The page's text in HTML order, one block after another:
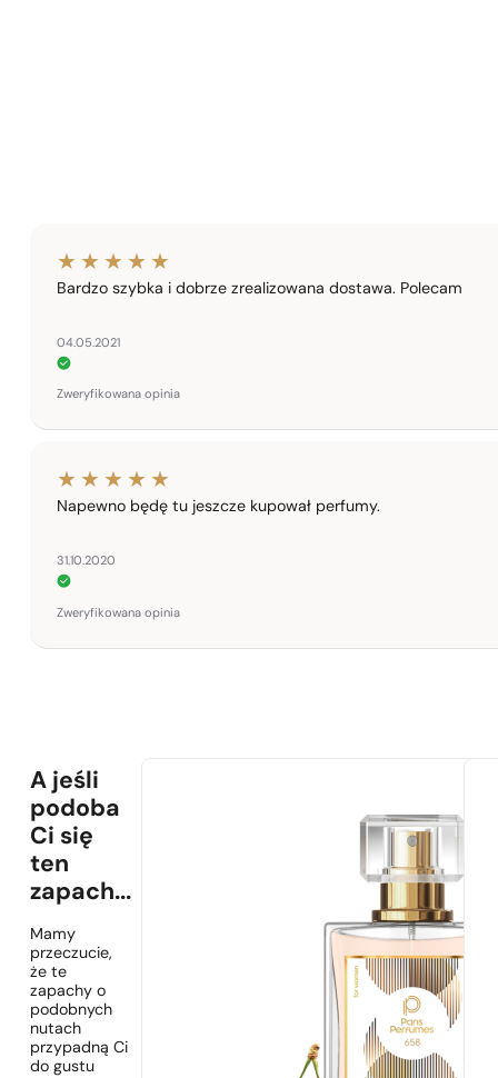
Bardzo szybka i dobrze zrealizowana dostawa. Polecam
04.05.2021
Zweryfikowana opinia
Napewno będę tu jeszcze kupował perfumy.
31.10.2020
Zweryfikowana opinia
A jeśli
podoba
Ci się
ten
zapach...
Mamy
przeczucie,
że te
zapachy o
podobnych
nutach
przypadną Ci
do gustu